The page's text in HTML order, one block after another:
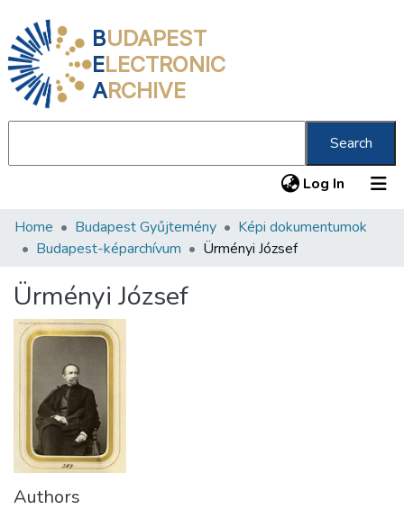
BUDAPEST
ELECTRONIC
ARCHIVE
Search
Log In (current)
Communities & Collections
Statistics
About us
Home Budapest Gyűjtemény
Képi dokumentumok
Budapest-képarchívum
Ürményi József
Ürményi József
Authors